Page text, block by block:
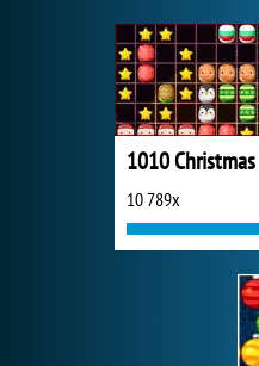
1010 Christmas
10 789x